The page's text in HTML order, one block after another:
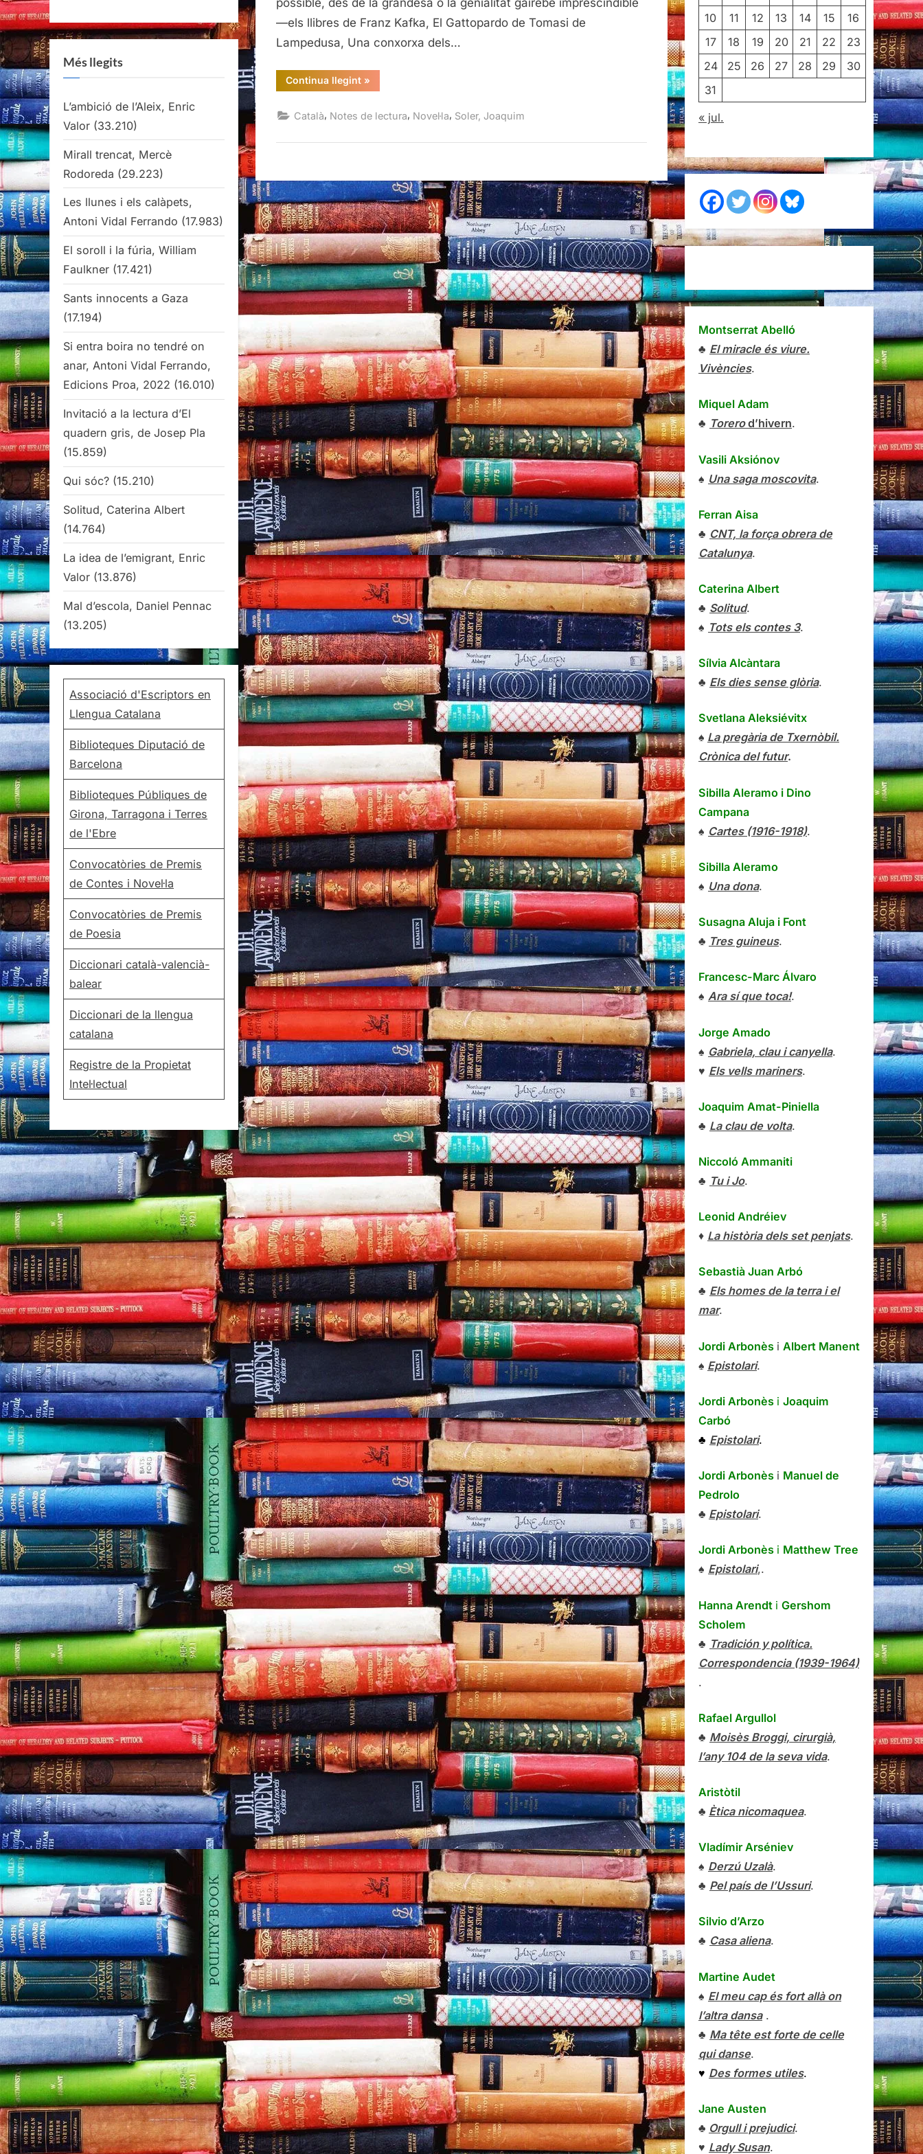
—els llibres de Franz Kafka, El Gattopardo de Tomasi de
Lampedusa, Una conxorxa dels…
Continua llegint“París-
Bis,
»
Català, Notes de lectura, Novel·la, Soler, Joaquim
Més llegits
L’ambició de l’Aleix, Enric
Valor (33.210)
Mirall trencat, Mercè
Rodoreda (29.223)
Les llunes i els calàpets,
Antoni Vidal Ferrando (17.983)
El soroll i la fúria, William
Faulkner (17.421)
Sants innocents a Gaza
(17.194)
Si entra boira no tendré on
anar, Antoni Vidal Ferrando,
Edicions Proa, 2022 (16.010)
Invitació a la lectura d’El
quadern gris, de Josep Pla
(15.859)
Qui sóc? (15.210)
Solitud, Caterina Albert
(14.764)
La idea de l’emigrant, Enric
Valor (13.876)
Mal d’escola, Daniel Pennac
(13.205)
Associació d'Escriptors en
Llengua Catalana
Biblioteques Diputació de
Barcelona
Biblioteques Públiques de
Girona, Tarragona i Terres
de l'Ebre
Convocatòries de Premis
de Contes i Novel·la
Convocatòries de Premis
de Poesia
Diccionari català-valencià-
balear
Diccionari de la llengua
catalana
Registre de la Propietat
Intel·lectual
10
11 12 13 14 15
16
17
18 19 20 21 22
23
24
25 26 27 28 29
30
31
« jul.
Montserrat Abelló
♣ El miracle és viure.
Vivències.
Miquel Adam
♣ Torerod’hivern.
Vasili Aksiónov
♠ Una saga moscovita.
Ferran Aisa
♣ CNT, la força obrera de
Catalunya.
Caterina Albert
♣ Solitud.
♠ Tots els contes 3.
Sílvia Alcàntara
♣ Els dies sense glòria.
Svetlana Aleksiévitx
♠ La pregària de Txernòbil.
Crònica del futur.
Sibilla Aleramo i Dino
Campana
♠ Cartes (1916-1918).
Sibilla Aleramo
♠ Una dona.
Susagna Aluja i Font
♣ Tres guineus.
Francesc-Marc Álvaro
♠ Ara sí que toca!.
Jorge Amado
♠ Gabriela, clau i canyella.
♥ Els vells mariners.
Joaquim Amat-Piniella
♣ La clau de volta.
Niccoló Ammaniti
♣ Tu i Jo.
Leonid Andréiev
♦ La història dels set penjats.
Sebastià Juan Arbó
♣ Els homes de la terra i el
mar.
Jordi Arbonès i Albert Manent
♠ Epistolari.
Jordi Arbonès i Joaquim
Carbó
♣ Epistolari.
Jordi Arbonès i Manuel de
Pedrolo
♣ Epistolari.
Jordi Arbonès i Matthew Tree
♠ Epistolari,.
Hanna Arendt i Gershom
Scholem
♣ Tradición y política.
Correspondencia (1939-1964)
.
Rafael Argullol
♣ Moisès Broggi, cirurgià,
l’any 104 de la seva vida.
Aristòtil
♣ Ètica nicomaquea.
Vladímir Arséniev
♠ Derzú Uzalà.
♣ Pel país de l’Ussuri.
Silvio d’Arzo
♣ Casa aliena.
Martine Audet
♠ El meu cap és fort allà on
l’altra dansa.
♣ Ma tête est forte de celle
qui danse.
♥ Des formes utiles.
Jane Austen
♣ Orgull i prejudici.
♥ Lady Susan.